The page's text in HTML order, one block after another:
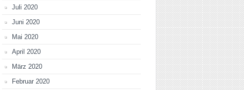
Juli 2020
Juni 2020
Mai 2020
April 2020
März 2020
Februar 2020